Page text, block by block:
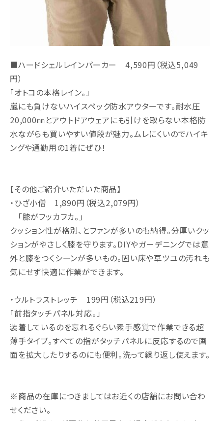
■ハードシェルレインパーカー 4,590円（税込5,049
円）
「オトコの本格レイン。」
嵐にも負けないハイスペック防水アウターです。耐水圧
20,000㎜とアウトドアウェアにも引けを取らない本格防
水ながらも買いやすい値段が魅力。ムレにくいのでハイキ
ングや通勤用の1着にぜひ！
【その他ご紹介いただいた商品】
・ひざ小僧 1,890円（税込2,079円）
「膝がフッカフカ。」
クッション性が格別、とファンが多いのも納得。分厚いクッ
ションがやさしく膝を守ります。DIYやガーデニングでは意
外と膝をつくシーンが多いもの。固い床や草ツユの汚れも
気にせず快適に作業ができます。
・ウルトラストレッチ 199円（税込219円）
「前指タッチパネル対応。」
装着しているのを忘れるぐらい素手感覚で作業できる超
薄手タイプ。すべての指がタッチパネルに反応するので画
面を拡大したりするのにも便利。洗って繰り返し使えます。
※商品の在庫につきましてはお近くの店舗にお問い合わ
せください。